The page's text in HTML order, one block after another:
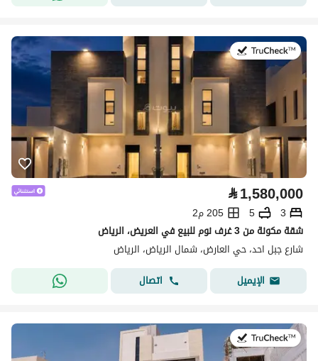
في:4 أغسطس 2026
⃁1,580,000
3
5
205 م2
شقة مكونة من 3 غرف نوم للبيع في العريض، الرياض
شارع جبل احد، حي العارض، شمال الرياض، الرياض
الإيميل
اتصال
في:28 يوليو 2026